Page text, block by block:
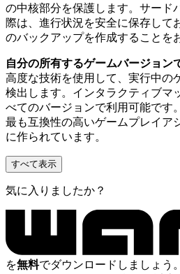
の中核部分を保護します。サード
際は、進行状況を安全に保存して
のバックアップを作成することを
自分の所有するゲームバージョン
高度な技術を使用して、実行中の
検出します。インタラクティブマ
べてのバージョンで利用可能です
最も互換性の高いゲームプレイア
に作られています。
すべて表示
気に入りましたか？
を無料でダウンロードしましょう